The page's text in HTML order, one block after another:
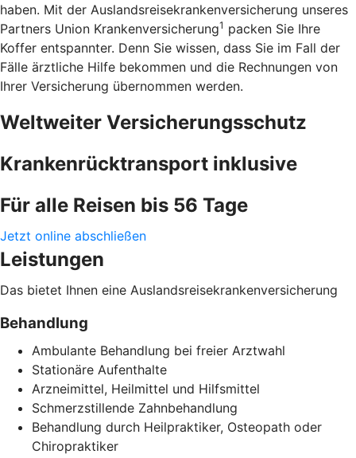
haben. Mit der Auslandsreisekrankenversicherung unseres
Partners Union Krankenversicherung1 packen Sie Ihre
Koffer entspannter. Denn Sie wissen, dass Sie im Fall der
Fälle ärztliche Hilfe bekommen und die Rechnungen von
Ihrer Versicherung übernommen werden.
Weltweiter Versicherungsschutz
Krankenrücktransport inklusive
Für alle Reisen bis 56 Tage
Jetzt online abschließen
Leistungen
Das bietet Ihnen eine Auslandsreisekrankenversicherung
Behandlung
Ambulante Behandlung bei freier Arztwahl
Stationäre Aufenthalte
Arzneimittel, Heilmittel und Hilfsmittel
Schmerzstillende Zahnbehandlung
Behandlung durch Heilpraktiker, Osteopath oder
Chiropraktiker